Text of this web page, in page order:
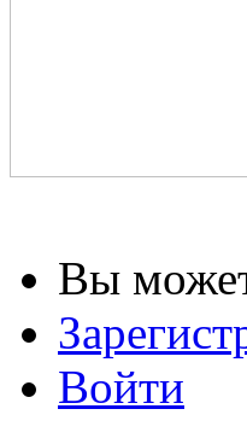
Вы
Войти